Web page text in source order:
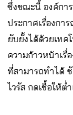
ซึ่งขณะนี้ องค์กา
ประกาศเรื่องกา
ยับยั้งได้ด้วยเทค
ความก้าวหน้าเรื่
ที่สามารถทำได้
ไวรัส กดเชื้อให้